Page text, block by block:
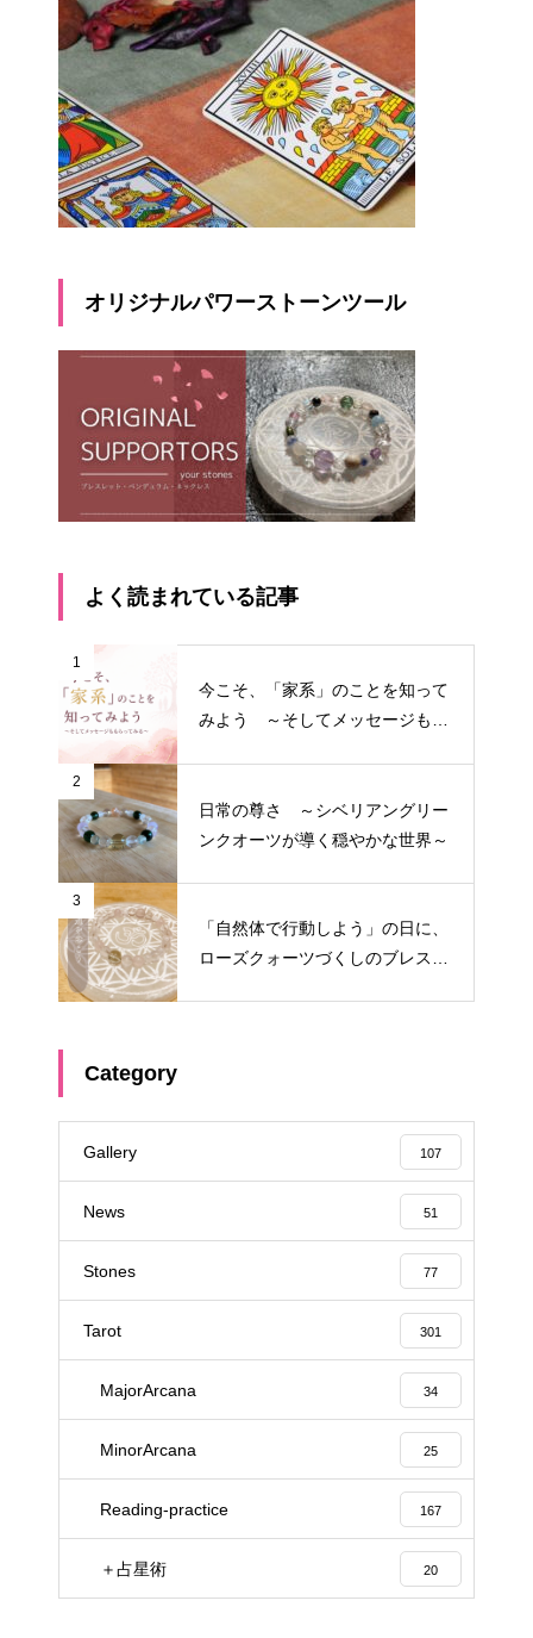
オリジナルパワーストーンツール
よく読まれている記事
1
今こそ、「家系」のことを知って
みよう ～そしてメッセージもも
2
日常の尊さ ～シベリアングリー
ンクオーツが導く穏やかな世界～
3
「自然体で行動しよう」の日に、
ローズクォーツづくしのブレスを
Category
Gallery 107
News 51
Stones 77
Tarot 301
MajorArcana 34
MinorArcana 25
Reading-practice 167
＋占星術 20